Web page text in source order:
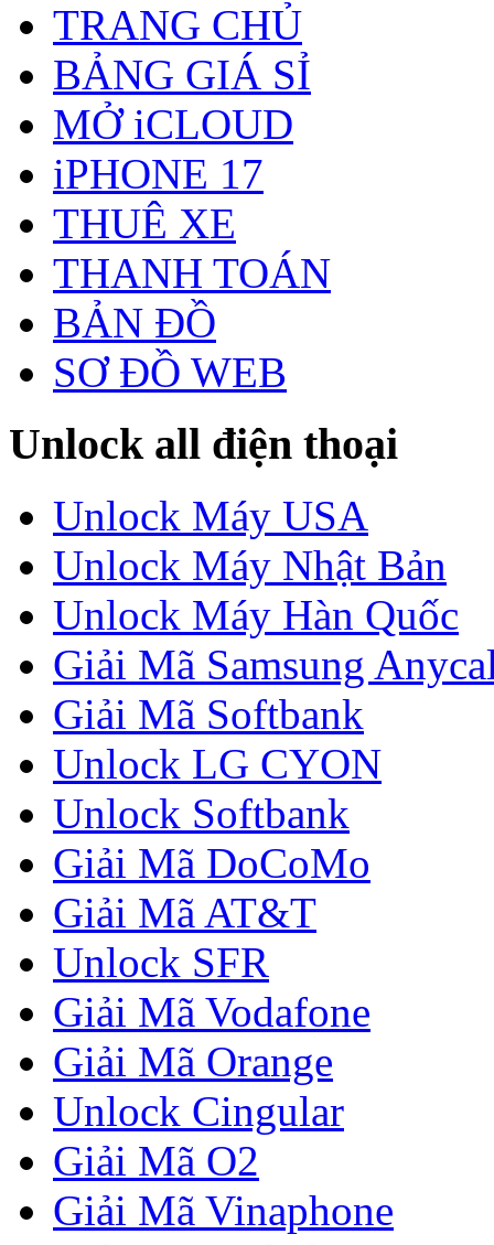
TRANG CHỦ
BẢNG GIÁ SỈ
MỞ iCLOUD
iPHONE 17
THUÊ XE
THANH TOÁN
BẢN ĐỒ
SƠ ĐỒ WEB
Unlock all điện thoại
Unlock Máy USA
Unlock Máy Nhật Bản
Unlock Máy Hàn Quốc
Giải Mã Samsung
Giải Mã Softbank
Unlock LG CYON
Unlock Softbank
Giải Mã DoCoMo
Giải Mã AT&T
Unlock SFR
Giải Mã Vodafone
Giải Mã Orange
Unlock Cingular
Giải Mã O2
Giải Mã Vinaphone